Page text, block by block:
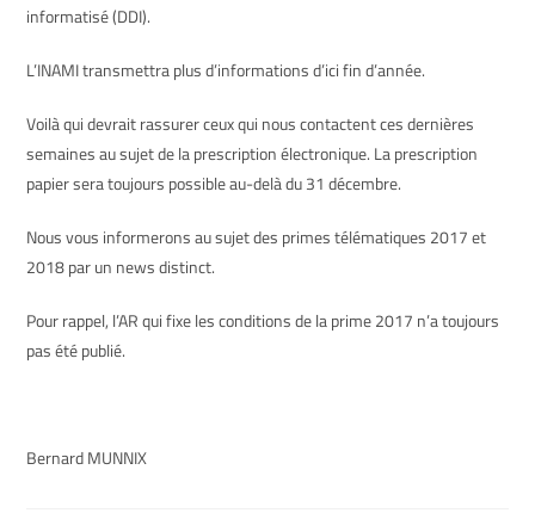
informatisé (DDI).
L’INAMI transmettra plus d’informations d’ici fin d’année.
Voilà qui devrait rassurer ceux qui nous contactent ces dernières
semaines au sujet de la prescription électronique. La prescription
papier sera toujours possible au-delà du 31 décembre.
Nous vous informerons au sujet des primes télématiques 2017 et
2018 par un news distinct.
Pour rappel, l’AR qui fixe les conditions de la prime 2017 n’a toujours
pas été publié.
Bernard MUNNIX